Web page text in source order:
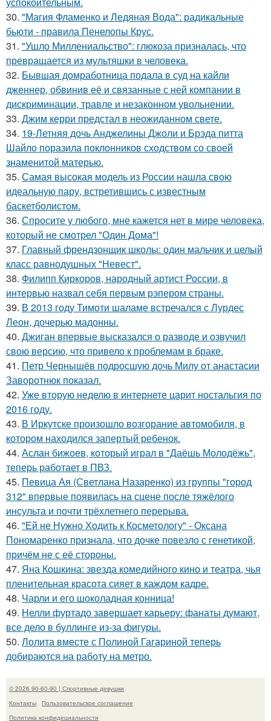
30. "Магия Фламенко и Ледяная Вода": радикальные
бьюти - правила Пенелопы Крус.
31. "Ушло Миллениальство": глюкоза призналась, что
превращается из мультяшки в человека.
32. Бывшая домработница подала в суд на кайли
дженнер, обвинив её и связанные с ней компании в
дискриминации, травле и незаконном увольнении.
33. Джим керри предстал в неожиданном свете.
34. 19-Летняя дочь Анджелины Джоли и Брэда питта
Шайло поразила поклонников сходством со своей
знаменитой матерью.
35. Самая высокая модель из России нашла свою
идеальную пару, встретившись с известным
баскетболистом.
36. Спросите у любого, мне кажется нет в мире человека,
который не смотрел "Один Дома"!
37. Главный френдзонщик школы: один мальчик и целый
класс равнодушных "Невест".
38. Филипп Киркоров, народный артист России, в
интервью назвал себя первым рэпером страны.
39. В 2013 году Тимоти шаламе встречался с Лурдес
Леон, дочерью мадонны.
40. Джиган впервые высказался о разводе и озвучил
свою версию, что привело к проблемам в браке.
41. Петр Чернышёв подросшую дочь Милу от анастасии
Заворотнюк показал.
42. Уже вторую неделю в интернете царит ностальгия по
2016 году.
43. В Иркутске произошло возгорание автомобиля, в
котором находился запертый ребенок.
44. Аслан бижоев, который играл в "Даёшь Молодёжь",
теперь работает в ПВЗ.
45. Певица Ая (Светлана Назаренко) из группы "город
312" впервые появилась на сцене после тяжёлого
инсульта и почти трёхлетнего перерыва.
46. "Ей не Нужно Ходить к Косметологу" - Оксана
Пономаренко признала, что дочке повезло с генетикой,
причём не с её стороны.
47. Яна Кошкина: звезда комедийного кино и театра, чья
пленительная красота сияет в каждом кадре.
48. Чарли и его шоколадная конница!
49. Нелли фуртадо завершает карьеру: фанаты думают,
все дело в буллинге из-за фигуры.
50. Лолита вместе с Полиной Гагариной теперь
добираются на работу на метро.
© 2026 90-60-90 | Спортивные девушки
Контакты
Пользовательское соглашение
Политика конфидециальности